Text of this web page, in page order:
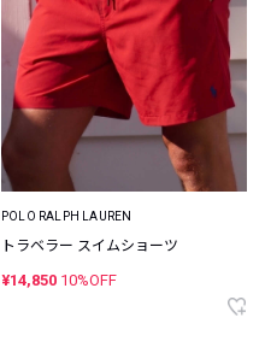
POLO RALPH LAUREN
トラベラー スイムショーツ
¥14,850 10%OFF